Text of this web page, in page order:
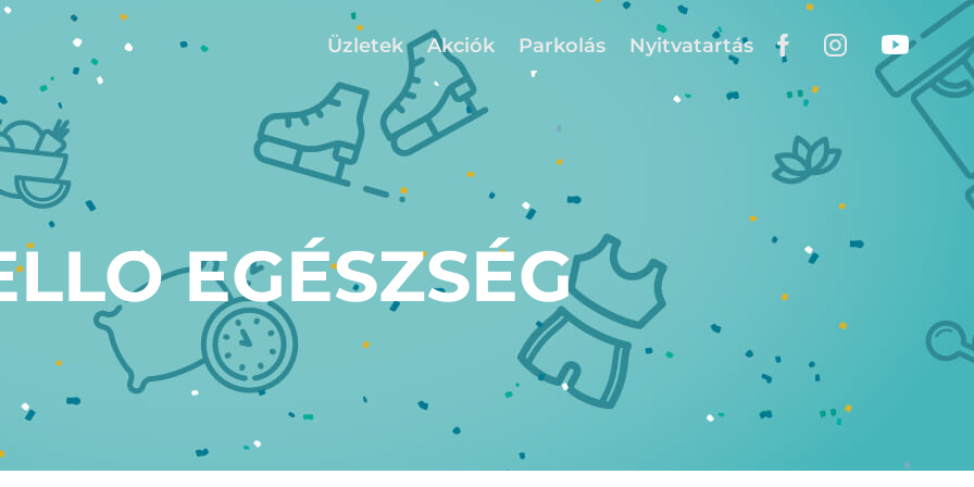
Üzletek Akciók Parkolás Nyitvatartás
EGÉSZSÉG